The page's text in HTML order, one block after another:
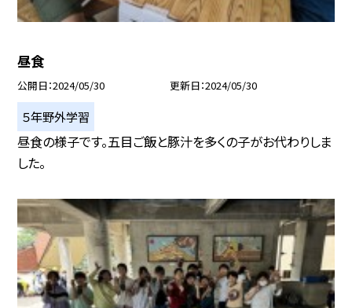
昼食
公開日 2024/05/30 更新日 2024/05/30
５年野外学習
昼食の様子です。五目ご飯と豚汁を多くの子がお代わりしま
した。